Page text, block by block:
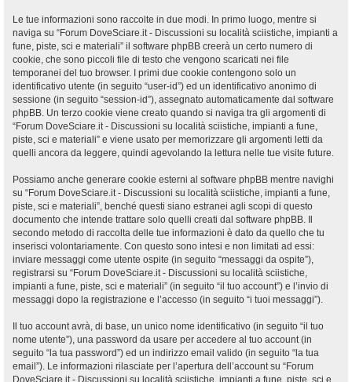
Le tue informazioni sono raccolte in due modi. In primo luogo, mentre si
naviga su “Forum DoveSciare.it - Discussioni su località sciistiche, impianti a
fune, piste, sci e materiali” il software phpBB creerà un certo numero di
cookie, che sono piccoli file di testo che vengono scaricati nei file
temporanei del tuo browser. I primi due cookie contengono solo un
identificativo utente (in seguito “user-id”) ed un identificativo anonimo di
sessione (in seguito “session-id”), assegnato automaticamente dal software
phpBB. Un terzo cookie viene creato quando si naviga tra gli argomenti di
“Forum DoveSciare.it - Discussioni su località sciistiche, impianti a fune,
piste, sci e materiali” e viene usato per memorizzare gli argomenti letti da
quelli ancora da leggere, quindi agevolando la lettura nelle tue visite future.
Possiamo anche generare cookie esterni al software phpBB mentre navighi
su “Forum DoveSciare.it - Discussioni su località sciistiche, impianti a fune,
piste, sci e materiali”, benché questi siano estranei agli scopi di questo
documento che intende trattare solo quelli creati dal software phpBB. Il
secondo metodo di raccolta delle tue informazioni è dato da quello che tu
inserisci volontariamente. Con questo sono intesi e non limitati ad essi:
inviare messaggi come utente ospite (in seguito “messaggi da ospite”),
registrarsi su “Forum DoveSciare.it - Discussioni su località sciistiche,
impianti a fune, piste, sci e materiali” (in seguito “il tuo account”) e l’invio di
messaggi dopo la registrazione e l’accesso (in seguito “i tuoi messaggi”).
Il tuo account avrà, di base, un unico nome identificativo (in seguito “il tuo
nome utente”), una password da usare per accedere al tuo account (in
seguito “la tua password”) ed un indirizzo email valido (in seguito “la tua
email”). Le informazioni rilasciate per l’apertura dell’account su “Forum
DoveSciare.it - Discussioni su località sciistiche, impianti a fune, piste, sci e